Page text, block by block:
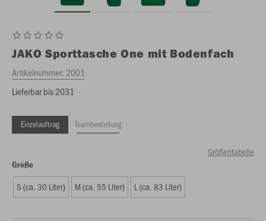
JAKO Sporttasche One mit Bodenfach
Artikelnummer: 2001
Lieferbar bis 2031
Einzelauftrag Teambestellung
Größentabelle
Größe
S (ca. 30 Liter) M (ca. 55 Liter) L (ca. 83 Liter)